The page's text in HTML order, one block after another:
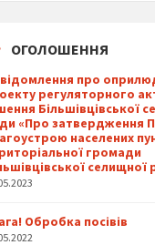
ОГОЛОШЕННЯ
про
регуляторного
Більшівцівської
«Про затвердження
населених
громади
селищної
Обробка посівів